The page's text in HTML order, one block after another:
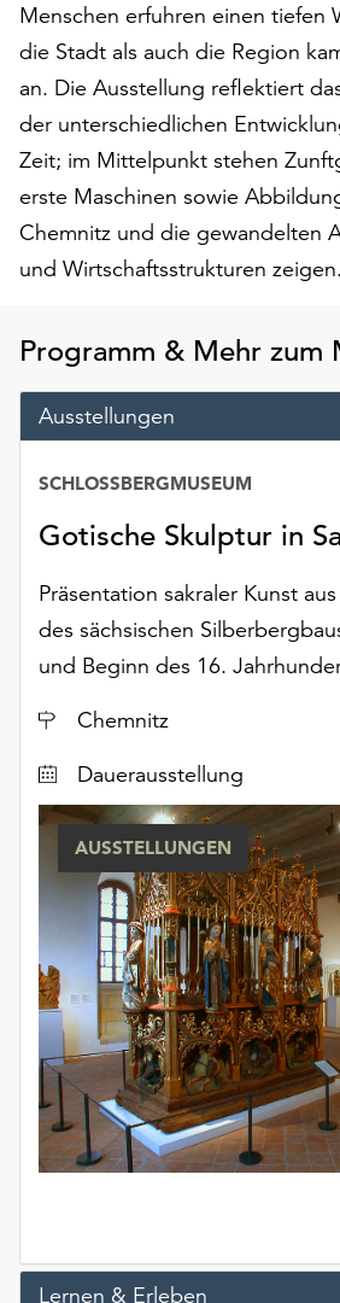
werden
auch
ohne
Ihr
Einverständnis
weiterhin
ausgeführt.
Möchten
Sie
Cookies
erreichen
Sie
Einstellungen
die
„Auswählen“.
Weitere
Informationen
Sie
unserer
Datenschutzerklärung
dem
Impressum
Menschen erfuhren einen tiefen
die Stadt als auch die Region
an. Die Ausstellung reflektiert
der unterschiedlichen
Zeit; im Mittelpunkt stehen
erste Maschinen sowie
Chemnitz und die gewandelten
und Wirtschaftsstrukturen zeigen.
Programm & Mehr zum
Ausstellungen
Gotische Skulptur in
SCHLOSSBERGMUSEUM
Präsentation sakraler Kunst
des sächsischen
und Beginn des 16.
Ort
Chemnitz
Datum
Dauerausstellung
AUSSTELLUNGEN
Lernen & Erleben